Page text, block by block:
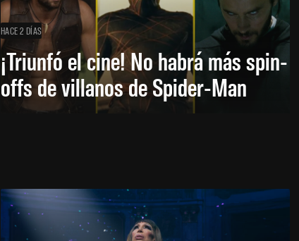
HACE 2 DÍAS
¡Triunfó el cine! No habrá más spin-
offs de villanos de Spider-Man